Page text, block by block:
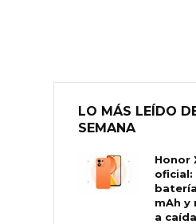
LO MÁS LEÍDO
SEMANA
Honor
oficial:
mAh y
a